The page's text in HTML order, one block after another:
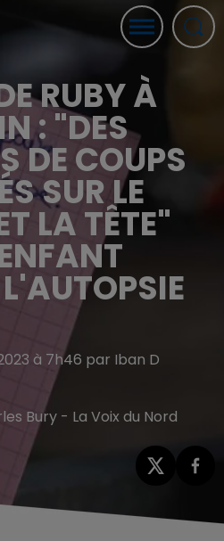
RUBY À
: "DES
DE COUPS
SUR LE
LA TÊTE"
à 7h46 par Iban D
Bury - La Voix du Nord